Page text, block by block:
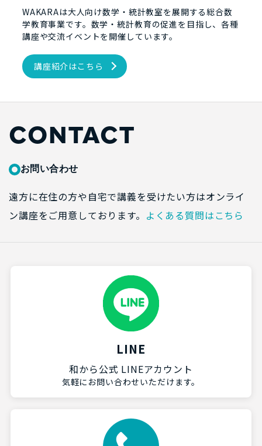
WAKARAは大人向け数学・統計教室を展開する総合数
学教育事業です。数学・統計教育の促進を目指し、各種
講座や交流イベントを開催しています。
講座紹介はこちら
CONTACT
お問い合わせ
遠方に在住の方や自宅で講義を受けたい方はオンライ
ン講座をご用意しております。 よくある質問はこちら
LINE
和から公式 LINEアカウント
気軽にお問い合わせいただけます。